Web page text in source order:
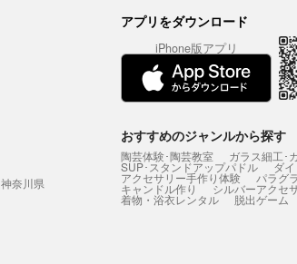
アプリをダウンロード
iPhone版アプリ
神奈川県
おすすめのジャンルから探す
陶芸体験･陶芸教室 ガラス細工･
SUP･スタンドアップパドル ダ
アクセサリー手作り体験 パラグ
キャンドル作り シルバーアクセ
着物・浴衣レンタル 脱出ゲーム